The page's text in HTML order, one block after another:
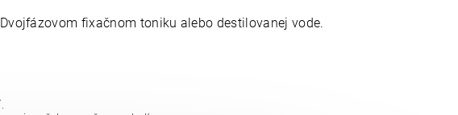
fixačnom toniku alebo destilovanej vode.